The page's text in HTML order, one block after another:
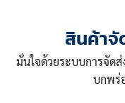
สินค้าจั
มั่นใจด้วยระบบการจัด
บกพร่